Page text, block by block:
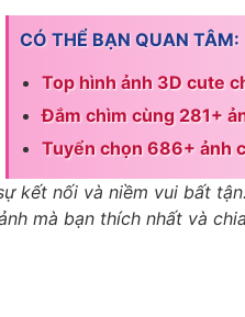
CÓ THỂ BẠN QUAN TÂM:
Top hình ảnh 3D cute
Đắm chìm cùng 281+
Tuyển chọn 686+ ảnh
kết nối và niềm vui bất
mà bạn thích nhất và